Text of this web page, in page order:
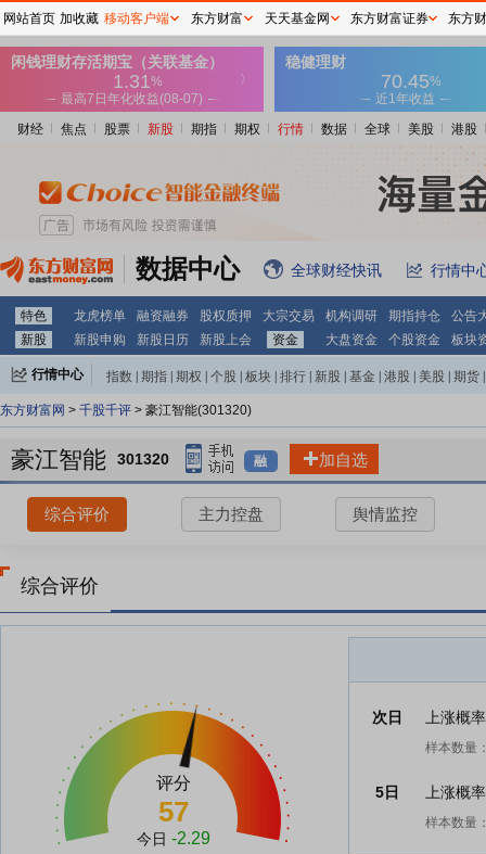
财经 焦点 股票 新股 期指 期权 行情 数据 全球 美股 港股
数据中心 全球财经快讯 行情中
特色 龙虎榜单 融资融券 股权质押 大宗交易 机构调研 期指持仓
公告
新股
新股申购 新股日历 新股上会 资金 大盘资金 个股资金 板块
行情中心 指数 期指 期权 个股 板块 排行 新股 基金 港股 美股 期货
东方财富网 > 千股千评 > 豪江智能(301320)
豪江智能 301320 融 加自选
综合评价 主力控盘 舆情监控
综合评价
评分
57
今日 -2.29
次日 上涨概
样本数量
5日 上涨概
样本数量
网站首页 加收藏 移动客户端 东方财富 天天基金网 东方财富证券 东方